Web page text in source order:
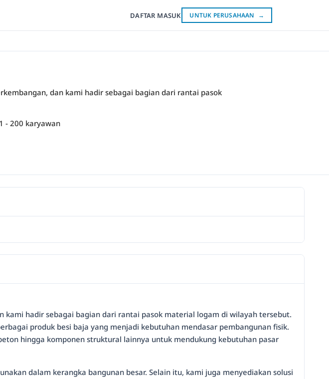
DAFTAR MASUK UNTUK PERUSAHAAN →
dan kami hadir sebagai bagian dari rantai pasok
- 200 karyawan
hadir sebagai bagian dari rantai pasok material logam di wilayah tersebut.
produk besi baja yang menjadi kebutuhan mendasar pembangunan fisik.
hingga komponen struktural lainnya untuk mendukung kebutuhan pasar
dalam kerangka bangunan besar. Selain itu, kami juga menyediakan solusi